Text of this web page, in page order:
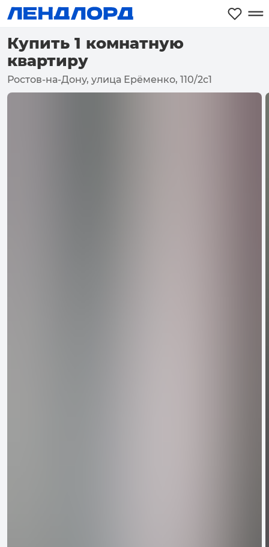
Купить 1 комнатную
квартиру
Ростов-на-Дону, улица Ерёменко, 110/2с1